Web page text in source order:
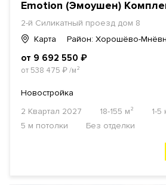
2-й Силикатный проезд дом 8
Карта
Район: Хорошёво-
от 9 692 550 ₽
от 538 475 ₽/м²
Новостройка
2 Квартал 2027
18-155 м²
1-5
5 м потолки
Без отделки